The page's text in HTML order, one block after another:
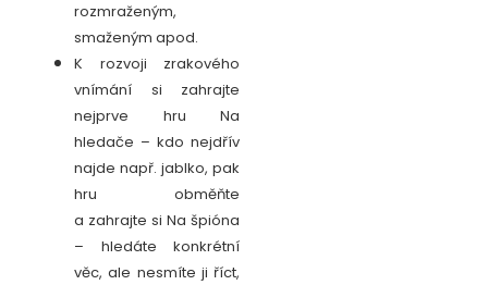
rozmraženým,
smaženým apod.
K rozvoji zrakového
vnímání si zahrajte
nejprve hru Na
hledače – kdo nejdřív
najde např. jablko, pak
hru obměňte
a zahrajte si Na špióna
– hledáte konkrétní
věc, ale nesmíte ji říct,